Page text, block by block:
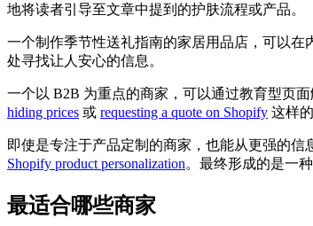
地将读者引导至文章中提到的护肤流程或产品。
一个制作季节性送礼指南的家居用品店，可以
处寻找让人安心的信息。
一个以 B2B 为重点的商家，可以通过教育型页
hiding prices 或 requesting a quote on Shopify 这样
即使是专注于产品定制的商家，也能从更强的
Shopify product personalization。最终形成的是一
最适合哪些商家